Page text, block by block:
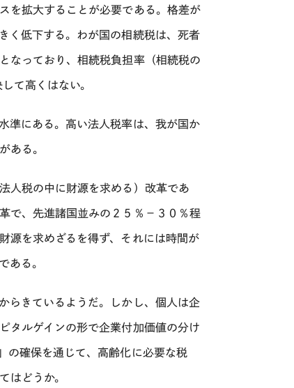
を拡大することが必要である。格差が
く低下する。わが国の相続税は、死者
なっており、相続税負担率（相続税の
て高くはない。
準にある。高い法人税率は、我が国か
ある。
人税の中に財源を求める）改革であ
で、先進諸国並みの２５％－３０％程
源を求めざるを得ず、それには時間が
ある。
らきているようだ。しかし、個人は企
タルゲインの形で企業付加価値の分け
の確保を通じて、高齢化に必要な税
はどうか。